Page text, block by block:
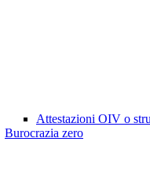
Attestazioni OIV o
Burocrazia zero